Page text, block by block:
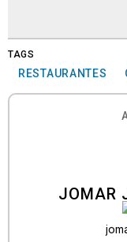
TAGS
RESTAURANTES
JOMAR